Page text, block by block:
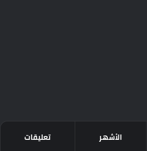
الأشهر تعليقات